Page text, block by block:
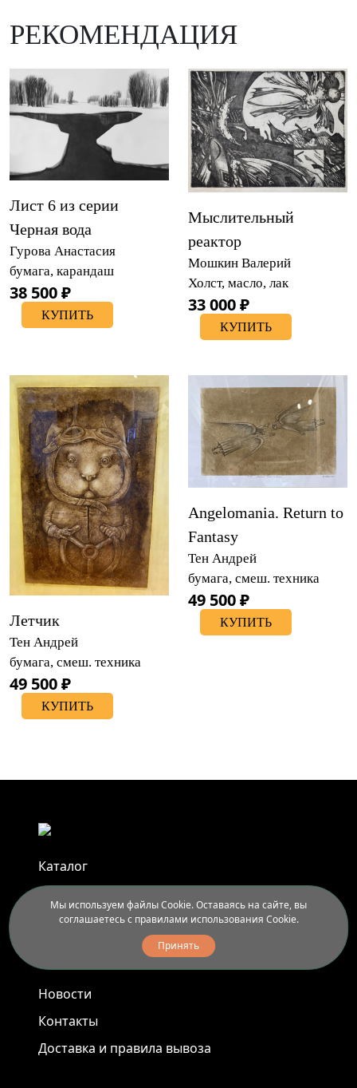
РЕКОМЕНДАЦИЯ
Лист 6 из серии
Черная вода
Гурова Анастасия
бумага, карандаш
38 500 ₽
КУПИТЬ
Мыслительный
реактор
Мошкин Валерий
Холст, масло, лак
33 000 ₽
КУПИТЬ
Летчик
Тен Андрей
бумага, смеш. техника
49 500 ₽
КУПИТЬ
Angelomania. Return to
Fantasy
Тен Андрей
бумага, смеш. техника
49 500 ₽
КУПИТЬ
Каталог
Афиша
Арт-пленэры
Новости
Контакты
Доставка и правила вывоза
Мы используем файлы Cookie. Оставаясь на сайте, вы
соглашаетесь с правилами использования Cookie.
Принять